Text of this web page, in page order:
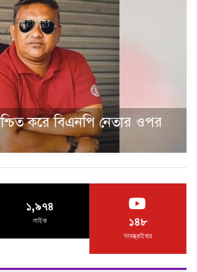
করে বিএনপি নেতার ওপর
১,৯৭৪
লাইক ১৪৮
সাবস্ক্রাইবার